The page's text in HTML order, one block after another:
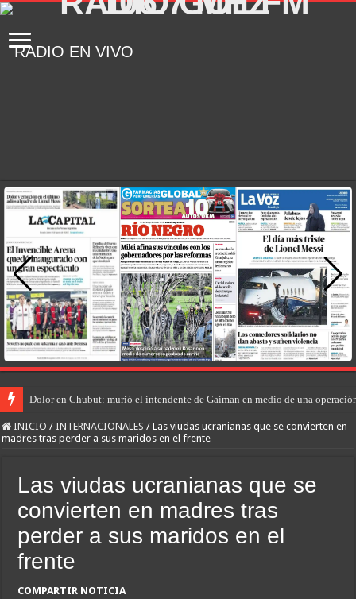
RADIO EN VIVO
Dolor en Chubut: murió el intendente de Gaiman en medio de una
INICIO / INTERNACIONALES / Las viudas ucranianas que se convierten en
madres tras perder a sus maridos en el frente
Las viudas ucranianas que se
convierten en madres tras
perder a sus maridos en el
frente
COMPARTIR NOTICIA